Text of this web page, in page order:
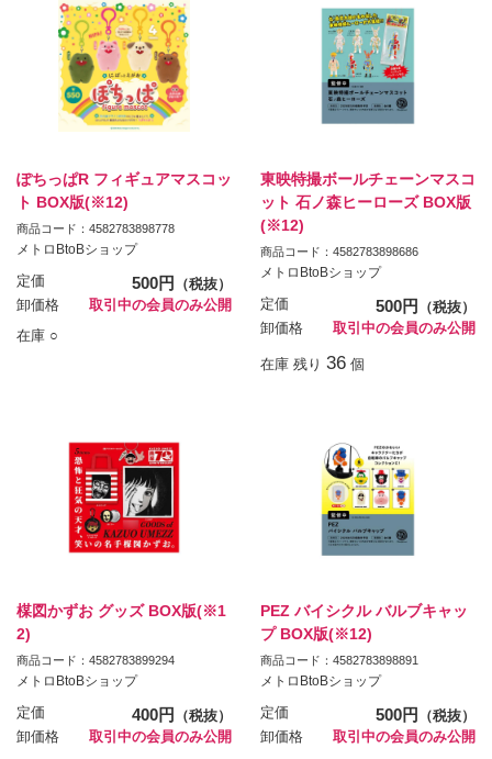
ぽちっぱR フィギュアマスコッ
ト BOX版(※12)
商品コード：4582783898778
メトロBtoBショップ
定価 500円
（税抜）
卸価格
取引中の会員のみ公開
在庫 ○
東映特撮ボールチェーンマスコ
ット 石ノ森ヒーローズ BOX版
(※12)
商品コード：4582783898686
メトロBtoBショップ
定価 500円
（税抜）
卸価格
取引中の会員のみ公開
在庫 残り 36 個
楳図かずお グッズ BOX版(※1
2)
商品コード：4582783899294
メトロBtoBショップ
定価 400円
（税抜）
卸価格
取引中の会員のみ公開
PEZ バイシクル バルブキャッ
プ BOX版(※12)
商品コード：4582783898891
メトロBtoBショップ
定価 500円
（税抜）
卸価格
取引中の会員のみ公開